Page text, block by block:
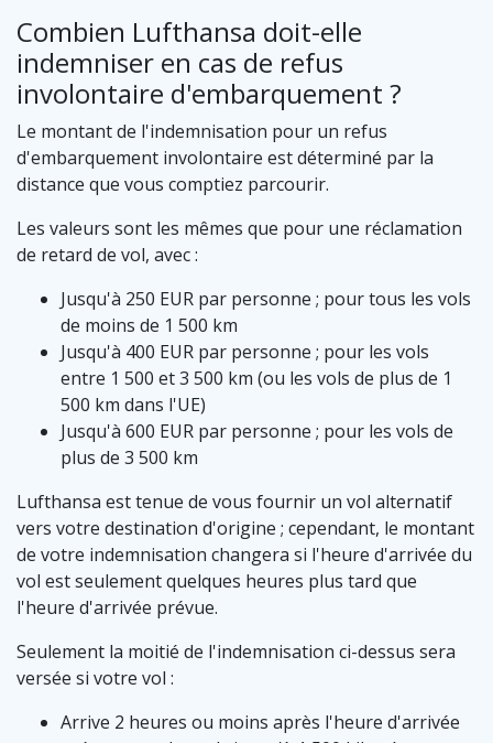
Combien Lufthansa doit-elle
indemniser en cas de refus
involontaire d'embarquement ?
Le montant de l'indemnisation pour un refus
d'embarquement involontaire est déterminé par la
distance que vous comptiez parcourir.
Les valeurs sont les mêmes que pour une réclamation
de retard de vol, avec :
Jusqu'à 250 EUR par personne ; pour tous les vols
de moins de 1 500 km
Jusqu'à 400 EUR par personne ; pour les vols
entre 1 500 et 3 500 km (ou les vols de plus de 1
500 km dans l'UE)
Jusqu'à 600 EUR par personne ; pour les vols de
plus de 3 500 km
Lufthansa est tenue de vous fournir un vol alternatif
vers votre destination d'origine ; cependant, le montant
de votre indemnisation changera si l'heure d'arrivée du
vol est seulement quelques heures plus tard que
l'heure d'arrivée prévue.
Seulement la moitié de l'indemnisation ci-dessus sera
versée si votre vol :
Arrive 2 heures ou moins après l'heure d'arrivée